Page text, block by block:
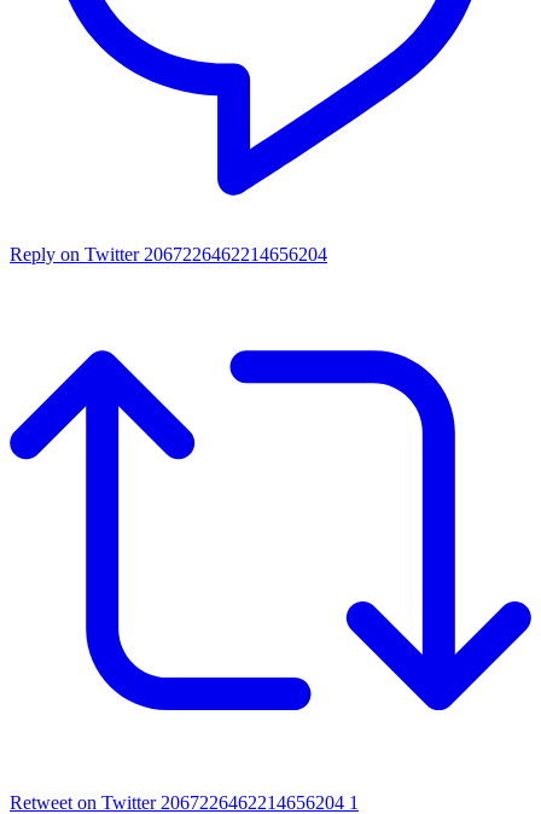
Reply on Twitter 2067226462214656204
Retweet on Twitter 2067226462214656204 1